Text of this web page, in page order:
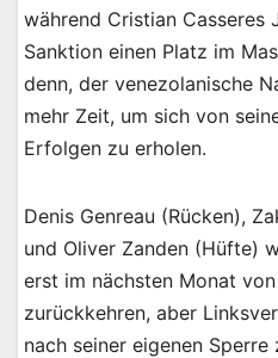
während Cristian Casseres
Sanktion einen Platz im
denn, der venezolanische
mehr Zeit, um sich von
Erfolgen zu erholen.
Denis Genreau (Rücken),
und Oliver Zanden (Hüfte)
erst im nächsten Monat
zurückkehren, aber
nach seiner eigenen Sperre